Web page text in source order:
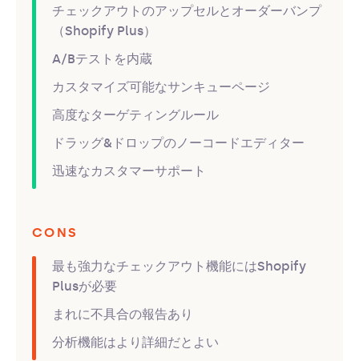
チェックアウトのアップセルとオーダーバンプ
（Shopify Plus）
A/Bテストを内蔵
カスタマイズ可能なサンキューページ
高度なターゲティングルール
ドラッグ&ドロップのノーコードエディター
迅速なカスタマーサポート
CONS
最も強力なチェックアウト機能にはShopify
Plusが必要
まれに不具合の報告あり
分析機能はより詳細だとよい